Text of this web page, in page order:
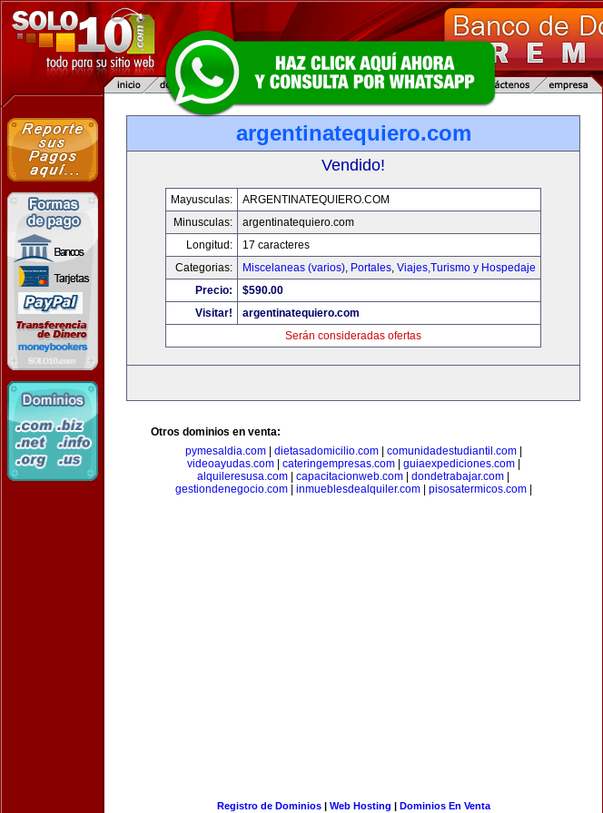
argentinatequiero.com
Vendido!
Mayusculas:
ARGENTINATEQUIERO.COM
Minusculas:
argentinatequiero.com
Longitud:
17 caracteres
Categorias:
Miscelaneas (varios), Portales, Viajes,Turismo y Hospedaje
Precio:
$590.00
Visitar!
argentinatequiero.com
Serán consideradas ofertas
Otros dominios en venta:
pymesaldia.com| dietasadomicilio.com| comunidadestudiantil.com|
videoayudas.com| cateringempresas.com| guiaexpediciones.com|
alquileresusa.com
capacitacionweb.com dondetrabajar.com
gestiondenegocio.com| inmueblesdealquiler.com| pisosatermicos.com|
Registro de Dominios| Web Hosting | Dominios En Venta